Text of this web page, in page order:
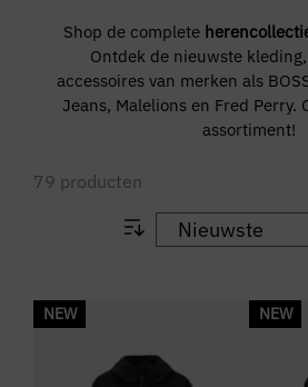
Shop de complete
Ontdek de nieuwste
accessoires van merken als
Jeans, Malelions en Fred Perry.
assortiment!
79 producten
NEW NEW